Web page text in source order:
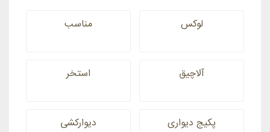
مناسب لوکس
استخر آلاچیق
دیوارکشی پکیج دیواری